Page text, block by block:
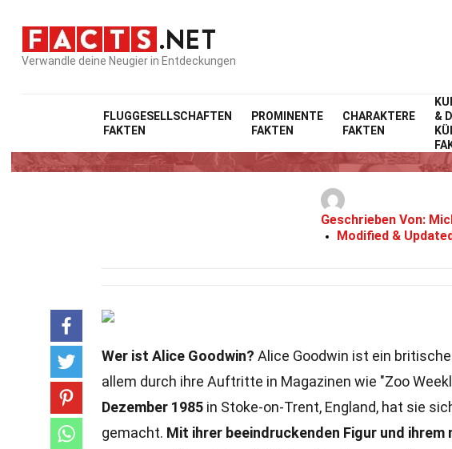
Verwandle deine Neugier in Entdeckungen
FLUGGESELLSCHAFTEN
FAKTEN
PROMINENTE
FAKTEN
CHARAKTERE
FAKTEN
&
33
Geschrieben Von:
Modified &
Wer ist Alice Goodwin? Alice Goodwin ist ein
allem durch ihre Auftritte in Magazinen wie "Zoo
Dezember 1985 in Stoke-on-Trent, England, hat sie
gemacht. Mit ihrer beeindruckenden Figur und ihrem